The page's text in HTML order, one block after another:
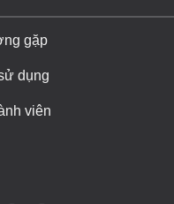
gặp
dụng
viên